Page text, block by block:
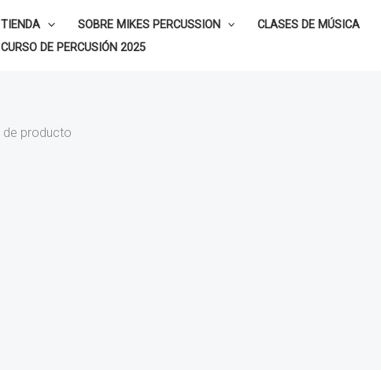
TIENDA SOBRE MIKES PERCUSSION CLASES DE MÚSICA
CURSO DE PERCUSIÓN 2025